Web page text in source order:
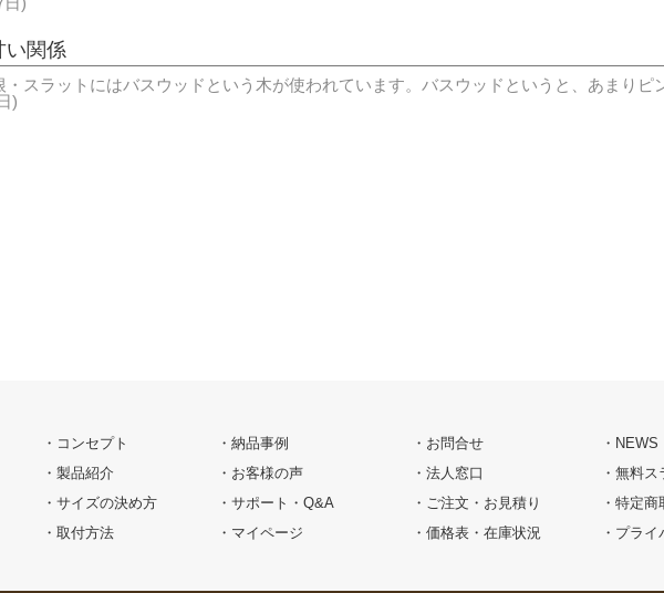
い関係
スラットにはバスウッドという木が使われています。バスウッドというと、あまりピ
)
コンセプト
製品紹介
サイズの決め方
取付方法
納品事例
お客様の声
サポート・Q&A
マイページ
お問合せ
法人窓口
ご注文・お見積り
価格表・在庫状況
NEWS
無料ス
特定商
プライ